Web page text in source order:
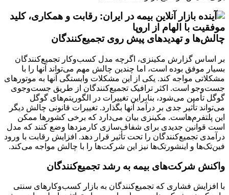
چالش‌ها و تهدیدهای پیش روی تجمیع‌کنندگان
بر اساس گزارش مکینزی، اگرچه مدل کسب‌وکار تجمیع‌کنندگان
بسیار موفق بوده است، اما چندین چالش مهم می‌تواند آنها را با
مشکلاتی مواجه کند. یکی از این مشکلات وابستگی آنها به موتورهای
جست‌وجو است. اکثر ترافیک تجمیع‌کنندگان از طریق جست‌وجوی
گوگل تأمین می‌شود، بنابراین تغییرات در الگوریتم‌های گوگل
می‌تواند تأثیر جدی بر درآمد آنها بگذارد. تغییرات قانونی چالش دیگر
این پلتفرم‌هاست. مکینزی بیان می‌دارد که برخی کشورها ممکن
است قوانین جدیدی برای شفاف‌سازی کارمزدها وضع کنند که مدل
درآمدی تجمیع‌کنندگان را تحت تأثیر قرار دهد. افزایش رقابت با ورود
فین‌تک‌ها و اینشورتک‌ها نیز این شرکت‌ها را با چالش مواجه می‌کند.
واکنش شرکت‌های بیمه به رشد تجمیع‌کنندگان
با افزایش فشاری که تجمیع‌کنندگان به بازار کسب‌وکارهای سنتی